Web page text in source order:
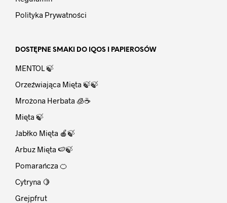
Polityka Prywatności
DOSTĘPNE SMAKI DO IQOS I PAPIEROSÓW
MENTOL 🍃
Orzeźwiająca Mięta 🍃🍃
Mrożona Herbata 🧊☕
Mięta 🍃
Jabłko Mięta 🍎🍃
Arbuz Mięta 🍉🍃
Pomarańcza 🍊
Cytryna 🍋
Grejpfrut